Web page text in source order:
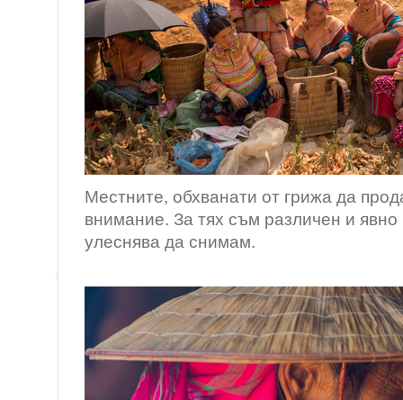
Местните, обхванати от грижа да
внимание. За тях съм различен и
улеснява да снимам.